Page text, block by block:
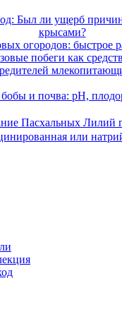
Был ли ущерб
крысами?
огородов: быстрое
побеги как
и почва: рН,
Пасхальных Лилий
или